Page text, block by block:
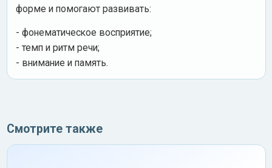
форме и помогают развивать:
- фонематическое восприятие;
- темп и ритм речи;
- внимание и память.
Смотрите также